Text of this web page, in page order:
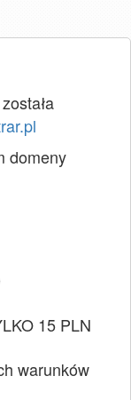
została
domeny
15 PLN
warunków